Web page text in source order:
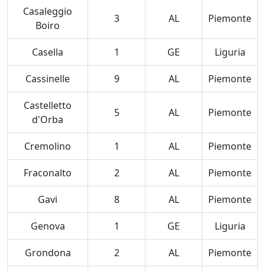
Casaleggio
Boiro
3 AL Piemonte
Casella 1 GE Liguria
Cassinelle 9 AL Piemonte
Castelletto
d'Orba
5 AL Piemonte
Cremolino 1 AL Piemonte
Fraconalto 2 AL Piemonte
Gavi 8 AL Piemonte
Genova 1 GE Liguria
Grondona 2 AL Piemonte